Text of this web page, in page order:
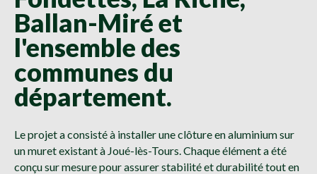
Ballan-Miré et
l'ensemble des
communes du
département.
Le projet a consisté à installer une clôture en aluminium sur
un muret existant à Joué-lès-Tours. Chaque élément a été
conçu sur mesure pour assurer stabilité et durabilité tout en